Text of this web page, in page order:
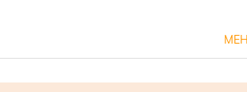
Prozess der